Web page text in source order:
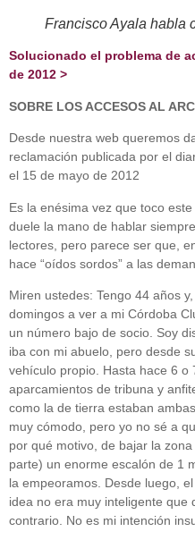
Francisco Ayala habla
Solucionado el problema de
de 2012 >
SOBRE LOS ACCESOS AL
Desde nuestra web queremos
reclamación publicada por el
el 15 de mayo de 2012
Es la enésima vez que toco
duele la mano de hablar
lectores, pero parece ser que,
hace “oídos sordos” a las
Miren ustedes: Tengo 44 años
domingos a ver a mi Córdoba
un número bajo de socio. Soy
iba con mi abuelo, pero desde
vehículo propio. Hasta hace 6 o
aparcamientos de tribuna y
como la de tierra estaban
muy cómodo, pero yo no sé a
por qué motivo, de bajar la
parte) un enorme escalón de 1
la empeoramos. Desde luego,
idea no era muy inteligente que
contrario. No es mi intención